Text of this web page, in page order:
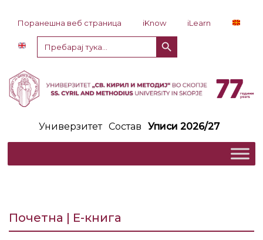
Поранешна веб страница iKnow
iLearn
Пребарај
за:
Копче за пребарување
Универзитет Состав Уписи 2026/27
Почетна | Е-книга